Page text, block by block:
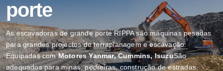
porte
As escavadoras de grande porte RIPPA são máquinas pesadas
para grandes projectos de terraplanagem e escavação.
Equipadas comMotores Yanmar, Cummins, IsuzuSão
adequados para minas, pedreiras, construção de estradas,